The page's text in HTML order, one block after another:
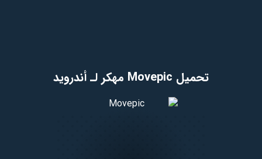
تحميل Movepic مهكر لـ أندرويد